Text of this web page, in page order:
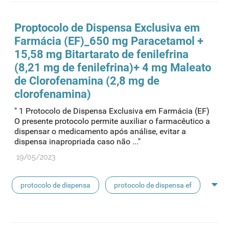
Proptocolo de Dispensa Exclusiva em
Farmácia (EF)_650 mg Paracetamol +
15,58 mg Bitartarato de fenilefrina
(8,21 mg de fenilefrina)+ 4 mg Maleato
de Clorofenamina (2,8 mg de
clorofenamina)
" 1 Protocolo de Dispensa Exclusiva em Farmácia (EF)
O presente protocolo permite auxiliar o farmacêutico a
dispensar o medicamento após análise, evitar a
dispensa inapropriada caso não ..."
19/05/2023
protocolo de dispensa protocolo de dispensa ef